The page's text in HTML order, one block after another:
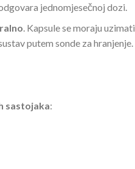
jednomjesečnoj dozi.
. Kapsule se moraju uzimati
putem sonde za hranjenje.
sastojaka: